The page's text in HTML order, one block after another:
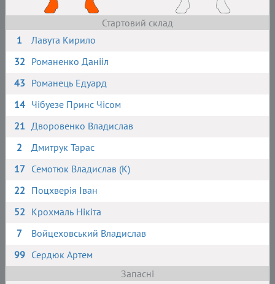
Стартовий склад
1
Лавута Кирило
32 Романенко Данііл
43 Романець Едуард
14 Чібуезе Принс Чісом
21 Дворовенко Владислав
2
Дмитрук Тарас
17 Семотюк Владислав (К)
22 Поцхверія Іван
52 Крохмаль Нікіта
7
Войцеховський Владислав
99 Сердюк Артем
Запасні